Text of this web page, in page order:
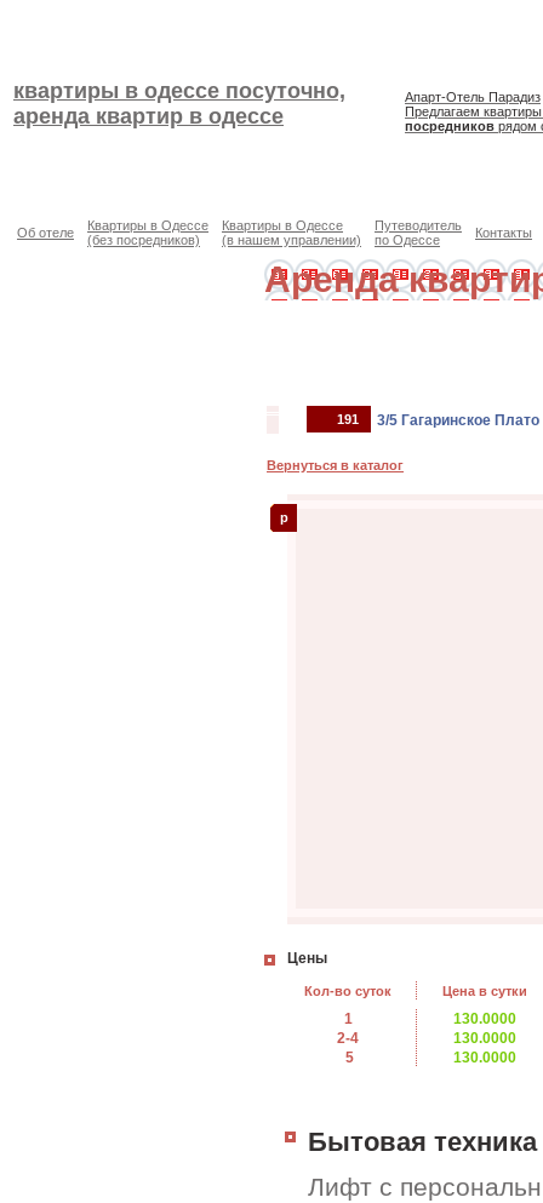
квартиры в одессе посуточно,
аренда квартир в одессе
Апарт-Отель Парадиз
Предлагаем
посредников рядом
Об отеле
Квартиры в Одессе
(без посредников)
Квартиры в Одессе
(в нашем управлении)
Путеводитель
по Одессе
Контакты
Аренда
191 3/5 Гагаринское Плато
Вернуться в каталог
p
Цены
Кол-во суток Цена в сутки
1
2-4
5
130.0000
130.0000
130.0000
Бытовая техника
Лифт с